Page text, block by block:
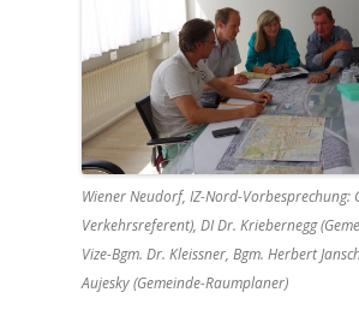
Wiener Neudorf, IZ-Nord-Vorbesprechung:
Verkehrsreferent), DI Dr. Kriebernegg
Vize-Bgm. Dr. Kleissner, Bgm. Herbert
Aujesky (Gemeinde-Raumplaner)